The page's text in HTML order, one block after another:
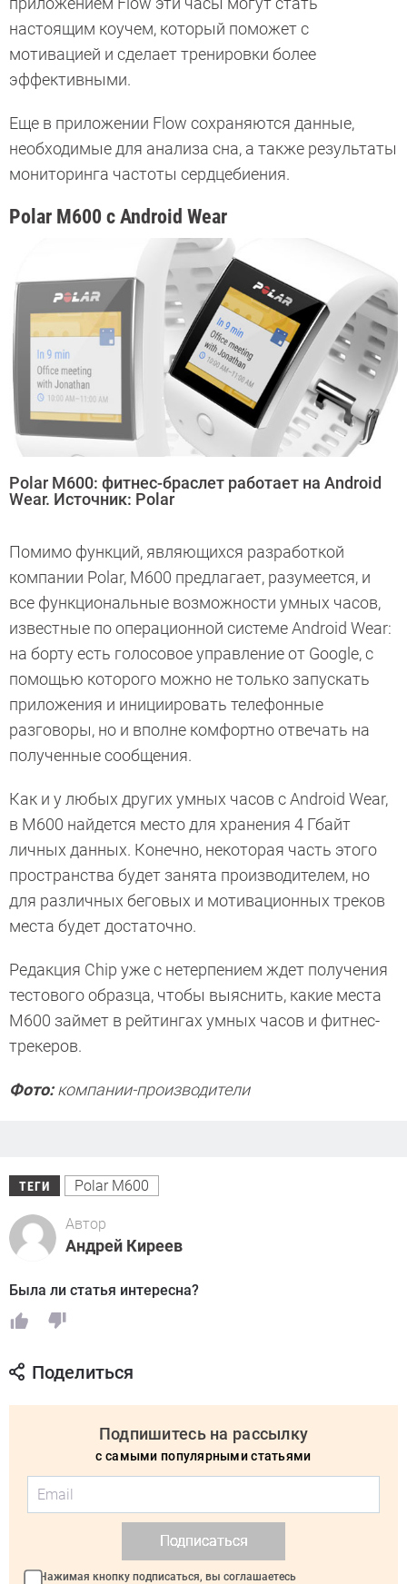
настоящим коучем, который поможет с
мотивацией и сделает тренировки более
эффективными.
Еще в приложении Flow сохраняются данные,
необходимые для анализа сна, а также результаты
мониторинга частоты сердцебиения.
Polar M600 с Android Wear
Polar M600: фитнес-браслет работает на Android
Wear. Источник: Polar
Помимо функций, являющихся разработкой
компании Polar, M600 предлагает, разумеется, и
все функциональные возможности умных часов,
известные по операционной системе Android Wear:
на борту есть голосовое управление от Google, с
помощью которого можно не только запускать
приложения и инициировать телефонные
разговоры, но и вполне комфортно отвечать на
полученные сообщения.
Как и у любых других умных часов с Android Wear,
в M600 найдется место для хранения 4 Гбайт
личных данных. Конечно, некоторая часть этого
пространства будет занята производителем, но
для различных беговых и мотивационных треков
места будет достаточно.
Редакция Chip уже с нетерпением ждет получения
тестового образца, чтобы выяснить, какие места
M600 займет в рейтингах умных часов и фитнес-
трекеров.
Фото:компании-производители
ТЕГИ Polar M600
Автор
Андрей Киреев
Была ли статья интересна?
Поделиться
Подпишитесь на рассылку
с самыми популярными статьями
Подписаться
Нажимая кнопку подписаться, вы соглашаетесь